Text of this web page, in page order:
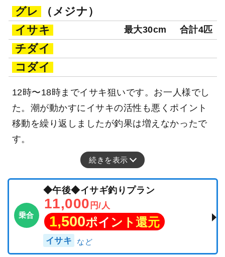
グレ
（メジナ）
イサキ
最大30cm 合計4匹
チダイ
コダイ
12時〜18時までイサキ狙いです。お一人様でし
た。潮が動かすにイサキの活性も悪くポイント
移動を繰り返しましたが釣果は増えなかったで
す。
続きを表示
乗合
◆午後◆イサギ釣りプラン
11,000 円/人
1,500ポイント還元
イサキ